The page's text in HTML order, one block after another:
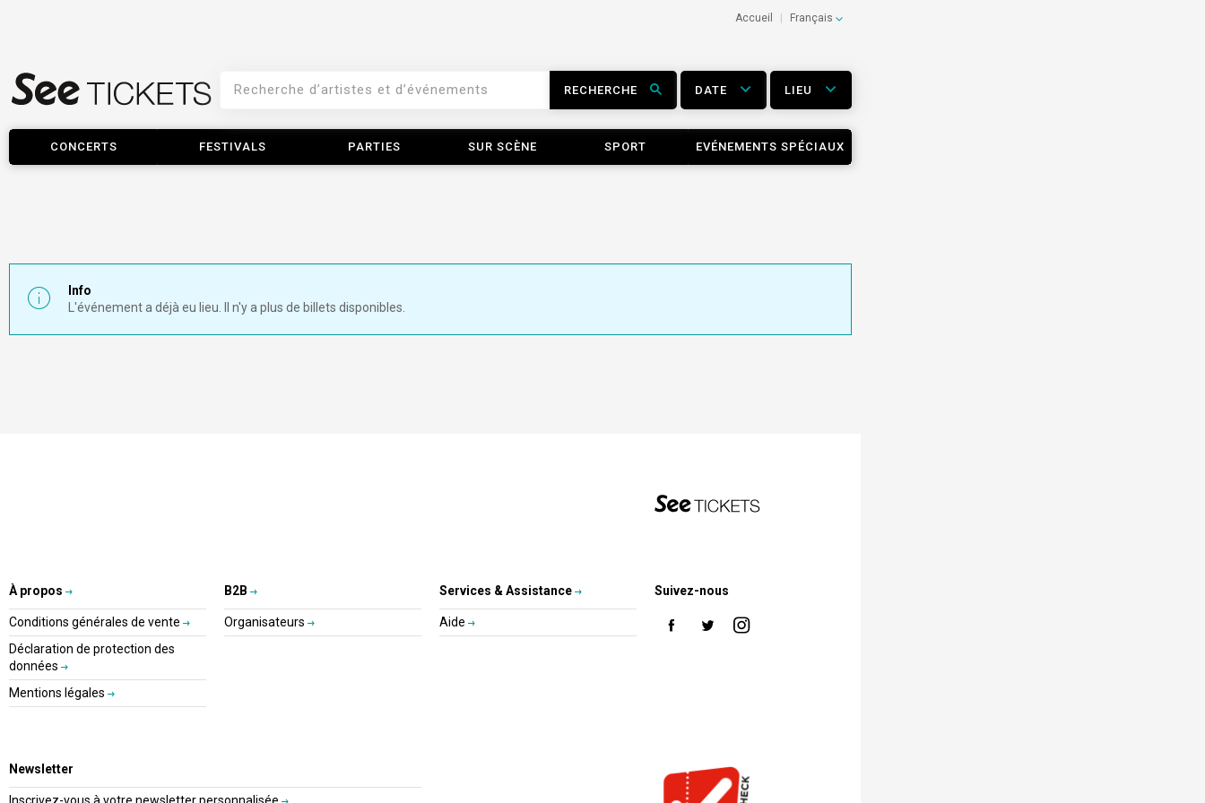
Accueil Français
RECHERCHE DATE LIEU
CONCERTS FESTIVALS PARTIES SUR SCÈNE SPORT EVÉNEMENTS SPÉCIAUX
Info
L'événement a déjà eu lieu. Il n'y a plus de billets disponibles.
À propos
Conditions générales de vente
Déclaration de protection des
données
Mentions légales
B2B
Organisateurs
Services & Assistance
Aide
Suivez-nous
Newsletter